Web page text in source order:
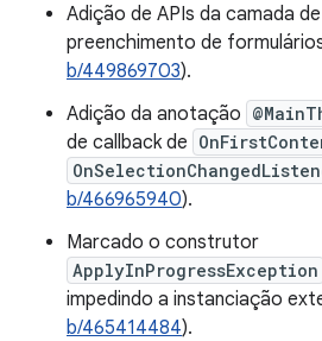
Adição de APIs da camada
preenchimento de
b/449869703).
Adição da anotação
de callback de
b/466965940).
Marcado o construtor
ApplyInProgressException
impedindo a instanciação
b/465414484).